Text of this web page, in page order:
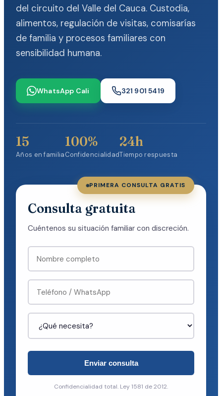
del circuito del Valle del Cauca. Custodia,
alimentos, regulación de visitas, comisarías
de familia y procesos familiares con
sensibilidad humana.
WhatsApp Cali 321 901 5419
15
Años en familia
100%
Confidencialidad
24h
Tiempo respuesta
PRIMERA CONSULTA GRATIS
Consulta gratuita
Cuéntenos su situación familiar con discreción.
Enviar consulta
Confidencialidad total. Ley 1581 de 2012.